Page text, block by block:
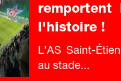
l'histoire !
L'AS Saint-
au stade...